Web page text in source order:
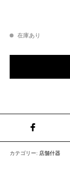
在庫あり
カテゴリー: 店舗什器